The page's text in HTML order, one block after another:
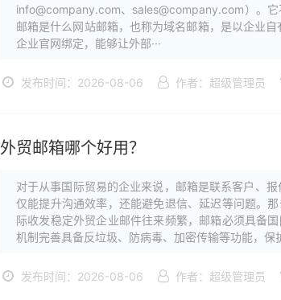
info@company.com、sales@company.com）。
邮箱是什么网站邮箱，也称为域名邮箱，是以企业
企业官网绑定，能够让外部···
发布时间：2026-08-06 作者：超级管理员
外贸邮箱哪个好用？
对于从事国际贸易的企业来说，邮箱是联系客户、
仅能提升沟通效率，还能避免退信、延迟等问题。
际收发稳定外贸企业邮件往来频繁，邮箱必须具备
机制完善具备反垃圾、防病毒、加密传输等功能，保
发布时间：2026-08-06 作者：超级管理员